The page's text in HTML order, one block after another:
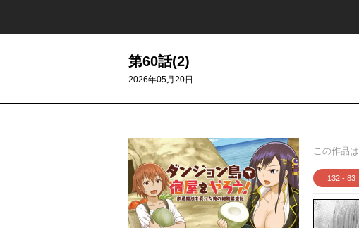
第60話(2)
2026年05月20日
この作品は
132 - 83